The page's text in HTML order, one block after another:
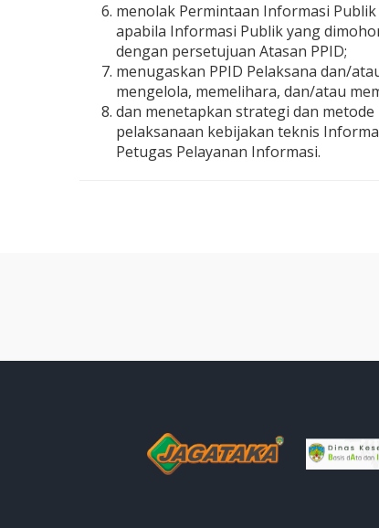
menolak Permintaan Informasi
apabila Informasi Publik yang
dengan persetujuan Atasan PPID;
menugaskan PPID Pelaksana dan/
mengelola, memelihara, dan/atau
dan menetapkan strategi dan
pelaksanaan kebijakan teknis
Petugas Pelayanan Informasi.